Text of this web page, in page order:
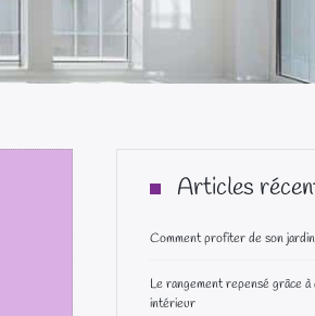
Articles
Comment profiter de son
Le rangement repensé grâce
intérieur